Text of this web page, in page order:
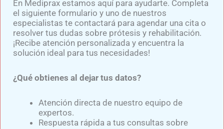
aquellos pacientes con un peso máximo de 150
kilogramos.
representa la combinación de una estructura
innovadoramente ligera y un diseño creativo. Dos
En Mediprax estamos aquí para ayudarte. Completa
el siguiente formulario y uno de nuestros
especialistas te contactará para agendar una cita o
resolver tus dudas sobre prótesis y rehabilitación.
¡Recibe atención personalizada y encuentra la
solución ideal para tus necesidades!
¿Qué obtienes al dejar tus datos?
Atención directa de nuestro equipo de
expertos.
Respuesta rápida a tus consultas sobre